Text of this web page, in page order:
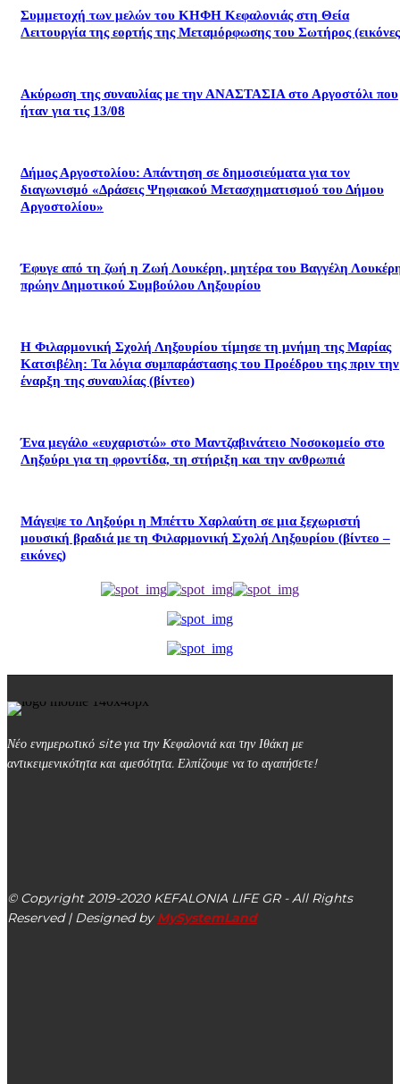
Συμμετοχή των μελών του ΚΗΦΗ Κεφαλονιάς στη Θεία
Λειτουργία της εορτής της Μεταμόρφωσης του Σωτήρος
Ακύρωση της συναυλίας με την ΑΝΑΣΤΑΣΙΑ στο Αργοστόλι που
ήταν για τις 13/08
Δήμος Αργοστολίου: Απάντηση σε δημοσιεύματα για τον
διαγωνισμό «Δράσεις Ψηφιακού Μετασχηματισμού του Δήμου
Αργοστολίου»
Έφυγε από τη ζωή η Ζωή Λουκέρη, μητέρα του Βαγγέλη
πρώην Δημοτικού Συμβούλου Ληξουρίου
Η Φιλαρμονική Σχολή Ληξουρίου τίμησε τη μνήμη της Μαρίας
Κατσιβέλη: Τα λόγια συμπαράστασης του Προέδρου της πριν την
έναρξη της συναυλίας (βίντεο)
Ένα μεγάλο «ευχαριστώ» στο Μαντζαβινάτειο Νοσοκομείο στο
Ληξούρι για τη φροντίδα, τη στήριξη και την ανθρωπιά
Μάγεψε το Ληξούρι η Μπέττυ Χαρλαύτη σε μια ξεχωριστή
μουσική βραδιά με τη Φιλαρμονική Σχολή Ληξουρίου (βίντεο –
εικόνες)
Νέο ενημερωτικό site για την Κεφαλονιά και την Ιθάκη με
αντικειμενικότητα και αμεσότητα. Ελπίζουμε να το αγαπήσετε!
© Copyright 2019-2020 KEFALONIA LIFE GR - All Rights
Reserved | Designed by MySystemLand